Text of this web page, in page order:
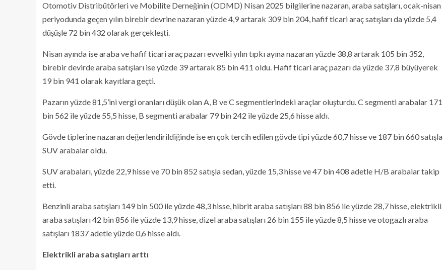
Otomotiv Distribütörleri ve Mobilite Derneğinin (ODMD) Nisan 2025 bilgilerine nazaran, araba satışları, ocak-nisan
periyodunda geçen yılın birebir devrine nazaran yüzde 4,9 artarak 309 bin 204, hafif ticari araç satışları da yüzde 5,4
düşüşle 72 bin 432 olarak gerçekleşti.
Nisan ayında ise araba ve hafif ticari araç pazarı evvelki yılın tıpkı ayına nazaran yüzde 38,8 artarak 105 bin 352,
birebir devirde araba satışları ise yüzde 39 artarak 85 bin 411 oldu. Hafif ticari araç pazarı da yüzde 37,8 büyüyerek
19 bin 941 olarak kayıtlara geçti.
Pazarın yüzde 81,5’ini vergi oranları düşük olan A, B ve C segmentlerindeki araçlar oluşturdu. C segmenti arabalar 171
bin 562 ile yüzde 55,5 hisse, B segmenti arabalar 79 bin 242 ile yüzde 25,6 hisse aldı.
Gövde tiplerine nazaran değerlendirildiğinde ise en çok tercih edilen gövde tipi yüzde 60,7 hisse ve 187 bin 660 satışla
SUV arabalar oldu.
SUV arabaları, yüzde 22,9 hisse ve 70 bin 852 satışla sedan, yüzde 15,3 hisse ve 47 bin 408 adetle H/B arabalar takip
etti.
Benzinli araba satışları 149 bin 500 ile yüzde 48,3 hisse, hibrit araba satışları 88 bin 856 ile yüzde 28,7 hisse, elektrikli
araba satışları 42 bin 856 ile yüzde 13,9 hisse, dizel araba satışları 26 bin 155 ile yüzde 8,5 hisse ve otogazlı araba
satışları 1837 adetle yüzde 0,6 hisse aldı.
Elektrikli araba satışları arttı